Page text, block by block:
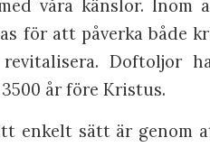
våra känslor. Inom
för att påverka både
Doftoljor
år före Kristus.
enkelt sätt är genom